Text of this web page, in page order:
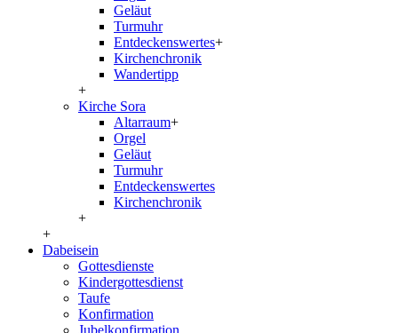
Geläut
Turmuhr
Entdeckenswertes+
Kirchenchronik
Wandertipp
+
Kirche Sora
Altarraum+
Orgel
Geläut
Turmuhr
Entdeckenswertes
Kirchenchronik
+
+
Dabeisein
Gottesdienste
Kindergottesdienst
Taufe
Konfirmation
Jubelkonfirmation